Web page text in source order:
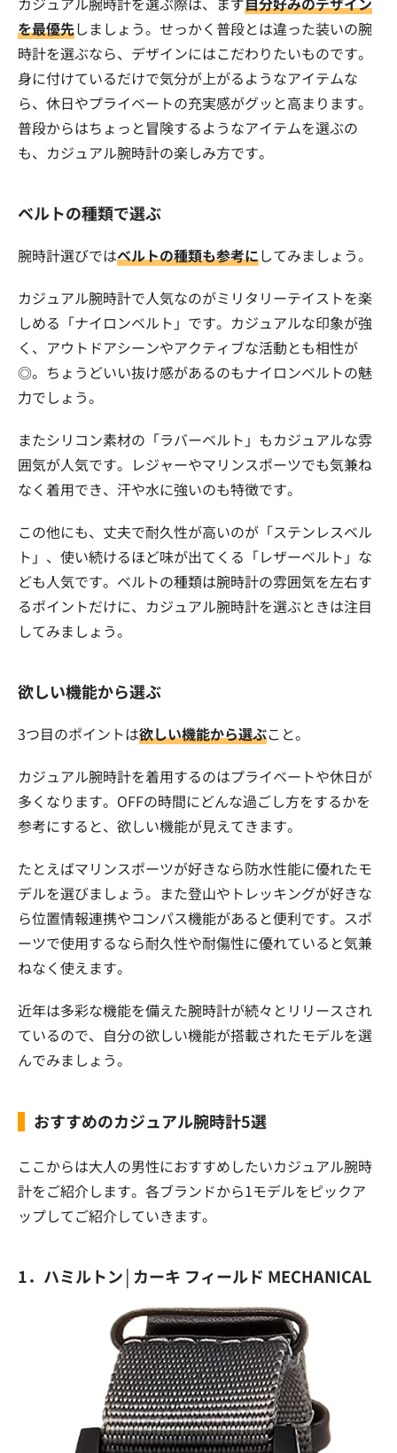
を最優先しましょう。せっかく普段とは違った装いの腕
時計を選ぶなら、デザインにはこだわりたいものです。
身に付けているだけで気分が上がるようなアイテムな
ら、休日やプライベートの充実感がグッと高まります。
普段からはちょっと冒険するようなアイテムを選ぶの
も、カジュアル腕時計の楽しみ方です。
ベルトの種類で選ぶ
腕時計選びではベルトの種類も参考にしてみましょう。
カジュアル腕時計で人気なのがミリタリーテイストを楽
しめる「ナイロンベルト」です。カジュアルな印象が強
く、アウトドアシーンやアクティブな活動とも相性が
◎。ちょうどいい抜け感があるのもナイロンベルトの魅
力でしょう。
またシリコン素材の「ラバーベルト」もカジュアルな雰
囲気が人気です。レジャーやマリンスポーツでも気兼ね
なく着用でき、汗や水に強いのも特徴です。
この他にも、丈夫で耐久性が高いのが「ステンレスベル
ト」、使い続けるほど味が出てくる「レザーベルト」な
ども人気です。ベルトの種類は腕時計の雰囲気を左右す
るポイントだけに、カジュアル腕時計を選ぶときは注目
してみましょう。
欲しい機能から選ぶ
3つ目のポイントは欲しい機能から選ぶこと。
カジュアル腕時計を着用するのはプライベートや休日が
多くなります。OFFの時間にどんな過ごし方をするかを
参考にすると、欲しい機能が見えてきます。
たとえばマリンスポーツが好きなら防水性能に優れたモ
デルを選びましょう。また登山やトレッキングが好きな
ら位置情報連携やコンパス機能があると便利です。スポ
ーツで使用するなら耐久性や耐傷性に優れていると気兼
ねなく使えます。
近年は多彩な機能を備えた腕時計が続々とリリースされ
ているので、自分の欲しい機能が搭載されたモデルを選
んでみましょう。
おすすめのカジュアル腕時計5選
ここからは大人の男性におすすめしたいカジュアル腕時
計をご紹介します。各ブランドから1モデルをピックア
ップしてご紹介していきます。
1．ハミルトン│カーキ フィールド MECHANICAL